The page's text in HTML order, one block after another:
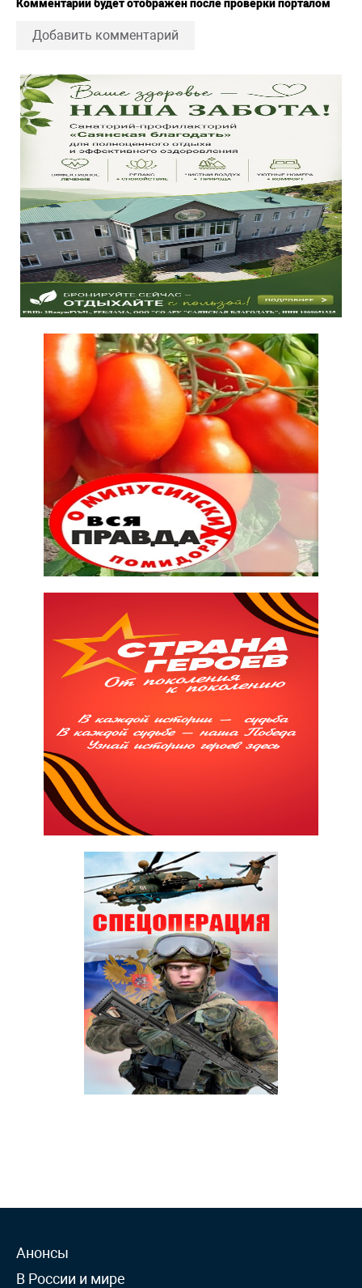
Комментарий будет отображен после проверки порталом
Добавить комментарий
Анонсы
В России и мире